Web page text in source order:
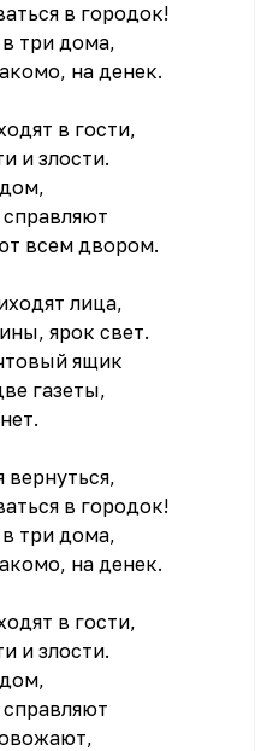
в городок!
три дома,
на денек.
в гости,
и злости.
всем двором.
лица,
ярок свет.
ящик
газеты,
вернуться,
в городок!
три дома,
на денек.
в гости,
и злости.